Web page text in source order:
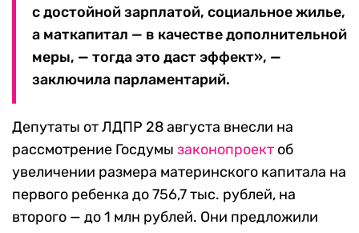
с достойной зарплатой, социальное жилье,
а маткапитал — в качестве дополнительной
меры, — тогда это даст эффект», —
заключила парламентарий.
Депутаты от ЛДПР 28 августа внесли на
рассмотрение Госдумы законопроект об
увеличении размера материнского капитала на
первого ребенка до 756,7 тыс. рублей, на
второго — до 1 млн рублей. Они предложили